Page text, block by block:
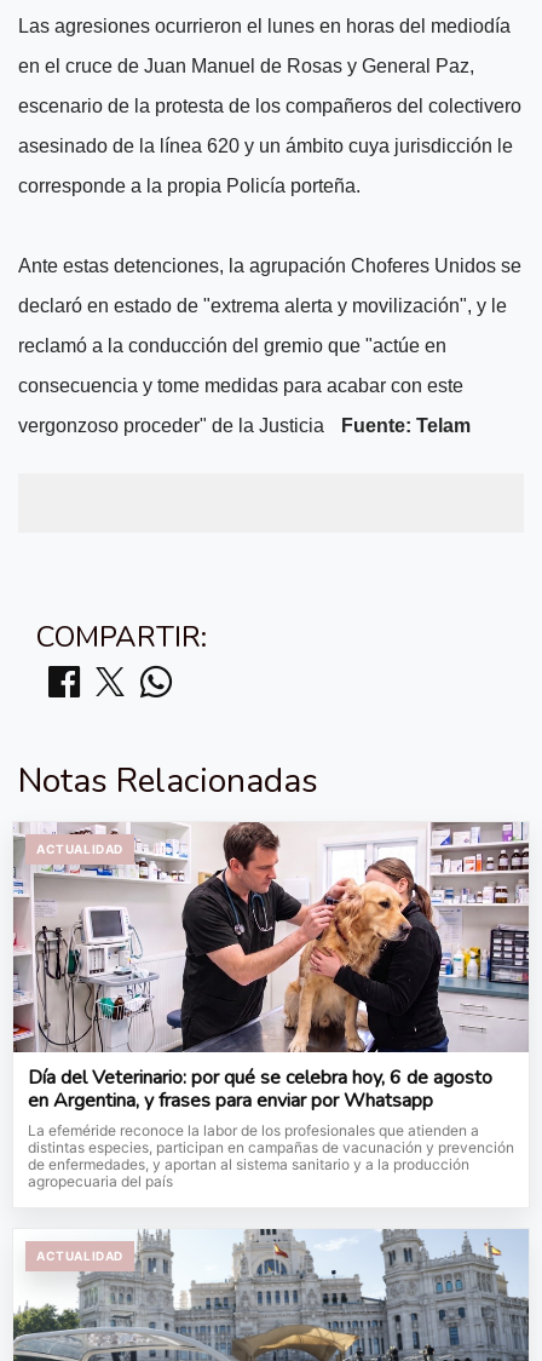
Las agresiones ocurrieron el lunes en horas del mediodía
en el cruce de Juan Manuel de Rosas y General Paz,
escenario de la protesta de los compañeros del colectivero
asesinado de la línea 620 y un ámbito cuya jurisdicción le
corresponde a la propia Policía porteña.
Ante estas detenciones, la agrupación Choferes Unidos se
declaró en estado de "extrema alerta y movilización", y le
reclamó a la conducción del gremio que "actúe en
consecuencia y tome medidas para acabar con este
vergonzoso proceder" de la Justicia
Fuente: Telam
COMPARTIR:
Notas Relacionadas
ACTUALIDAD
Día del Veterinario: por qué se celebra hoy, 6 de agosto
en Argentina, y frases para enviar por Whatsapp
La efeméride reconoce la labor de los profesionales que atienden a
distintas especies, participan en campañas de vacunación y prevención
de enfermedades, y aportan al sistema sanitario y a la producción
agropecuaria del país
ACTUALIDAD